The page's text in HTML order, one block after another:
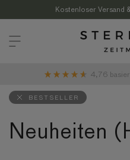
Inhalt
Kostenloser Versand
4,76
BESTSELLER
Neuheiten